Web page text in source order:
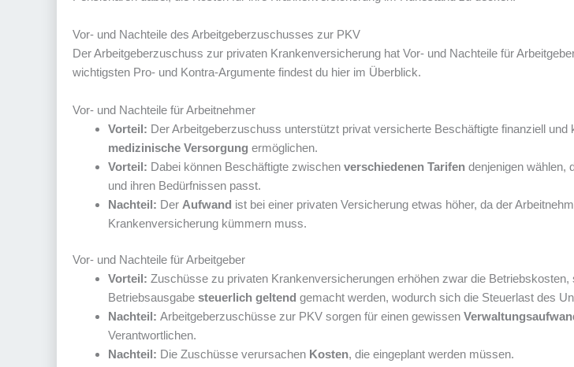
Vor- und Nachteile des Arbeitgeberzuschusses zur PKV
Der Arbeitgeberzuschuss zur privaten Krankenversicherung hat Vor- und Nachteile für
wichtigsten Pro- und Kontra-Argumente findest du hier im Überblick.
Vor- und Nachteile für Arbeitnehmer
Vorteil: Der Arbeitgeberzuschuss unterstützt privat versicherte Beschäftigte finanziell und
medizinische Versorgung ermöglichen.
Vorteil: Dabei können Beschäftigte zwischen verschiedenen Tarifen denjenigen wählen,
und ihren Bedürfnissen passt.
Nachteil: Der Aufwand ist bei einer privaten Versicherung etwas höher, da der
Krankenversicherung kümmern muss.
Vor- und Nachteile für Arbeitgeber
Vorteil: Zuschüsse zu privaten Krankenversicherungen erhöhen zwar die Betriebskosten,
Betriebsausgabe steuerlich geltend gemacht werden, wodurch sich die Steuerlast des
Nachteil: Arbeitgeberzuschüsse zur PKV sorgen für einen gewissen
Verantwortlichen.
Nachteil: Die Zuschüsse verursachen Kosten, die eingeplant werden müssen.